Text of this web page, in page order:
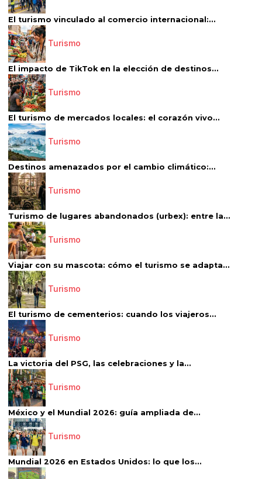
El turismo vinculado al comercio internacional:...
Turismo
El impacto de TikTok en la elección de destinos...
Turismo
El turismo de mercados locales: el corazón vivo...
Turismo
Destinos amenazados por el cambio climático:...
Turismo
Turismo de lugares abandonados (urbex): entre la...
Turismo
Viajar con su mascota: cómo el turismo se adapta...
Turismo
El turismo de cementerios: cuando los viajeros...
Turismo
La victoria del PSG, las celebraciones y la...
Turismo
México y el Mundial 2026: guía ampliada de...
Turismo
Mundial 2026 en Estados Unidos: lo que los...